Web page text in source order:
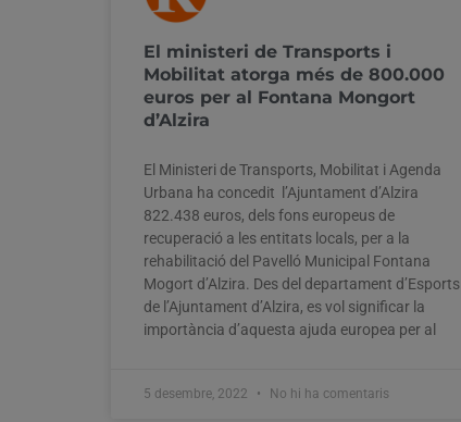
El ministeri de Transports i
Mobilitat atorga més de 800.000
euros per al Fontana Mongort
d’Alzira
El Ministeri de Transports, Mobilitat i Agenda
Urbana ha concedit l’Ajuntament d’Alzira
822.438 euros, dels fons europeus de
recuperació a les entitats locals, per a la
rehabilitació del Pavelló Municipal Fontana
Mogort d’Alzira. Des del departament d’Esports
de l’Ajuntament d’Alzira, es vol significar la
importància d’aquesta ajuda europea per al
5 desembre, 2022 No hi ha comentaris